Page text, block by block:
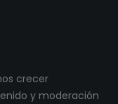
crecer
y moderación